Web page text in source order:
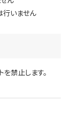
行いません
禁止します。